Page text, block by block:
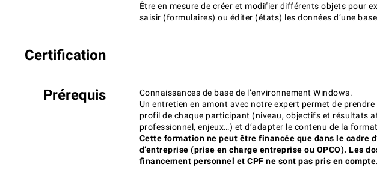
Être en mesure de créer et modifier différents objets pour
saisir (formulaires) ou éditer (états) les données d’une base
Certification
Prérequis
Connaissances de base de l’environnement Windows.
Un entretien en amont avec notre expert permet de prendre
profil de chaque participant (niveau, objectifs et résultats
professionnel, enjeux…) et d’adapter le contenu de la
Cette formation ne peut être financée que dans le cadre
d’entreprise (prise en charge entreprise ou OPCO). Les
financement personnel et CPF ne sont pas pris en compte.